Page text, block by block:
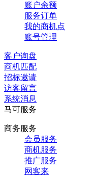
账户余额
服务订单
我的商机点
账号管理
客户询盘
商机匹配
招标邀请
访客留言
系统消息
马可服务
商务服务
会员服务
商机服务
推广服务
网客来